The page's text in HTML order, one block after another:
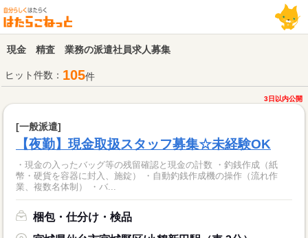
現金 精査 業務の派遣社員求人募集
ヒット件数： 105件
3日以内公開
[一般派遣]
【夜勤】現金取扱スタッフ募集☆未経験OK
・現金の入ったバッグ等の残留確認と現金の計数 ・釣銭作成（紙
幣・硬貨を容器に封入、施錠） ・自動釣銭作成機の操作（流れ作
業、複数名体制） ・バ...
梱包・仕分け・検品